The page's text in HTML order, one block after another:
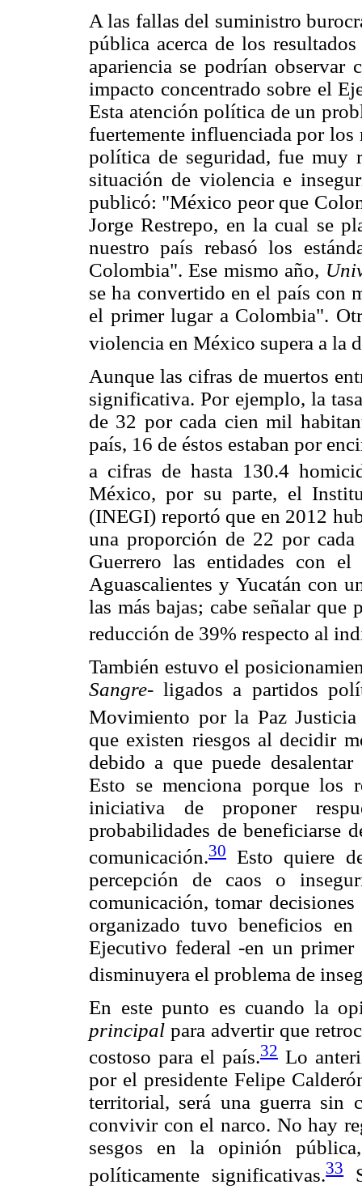
A las fallas del suministro
pública acerca de los
apariencia se podrían observar
impacto concentrado sobre el
Esta atención política de un
fuertemente influenciada por
política de seguridad, fue muy
situación de violencia e
publicó: "México peor que
Jorge Restrepo, en la cual se
nuestro país rebasó los
Colombia". Ese mismo año,
se ha convertido en el país con
el primer lugar a Colombia".
violencia en México supera a la
Aunque las cifras de muertos
significativa. Por ejemplo, la
de 32 por cada cien mil
país, 16 de éstos estaban por
a cifras de hasta 130.4
México, por su parte, el
(INEGI) reportó que en 2012
una proporción de 22 por
Guerrero las entidades con
Aguascalientes y Yucatán con
las más bajas; cabe señalar que
reducción de 39% respecto al
También estuvo el
Sangre- ligados a partidos
Movimiento por la Paz
que existen riesgos al decidir
debido a que puede
Esto se menciona porque los
iniciativa de proponer
probabilidades de beneficiarse
comunicación.30
Esto quiere
percepción de caos o
comunicación, tomar
organizado tuvo beneficios
Ejecutivo federal -en un primer
disminuyera el problema de
En este punto es cuando la
principal para advertir que
costoso para el país.32 Lo
por el presidente Felipe
territorial, será una guerra sin
convivir con el narco. No hay
sesgos en la opinión
políticamente significativas.33